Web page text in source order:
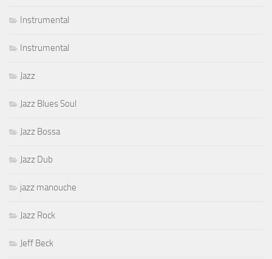
Instrumental
Instrumental
Jazz
Jazz Blues Soul
Jazz Bossa
Jazz Dub
jazz manouche
Jazz Rock
Jeff Beck